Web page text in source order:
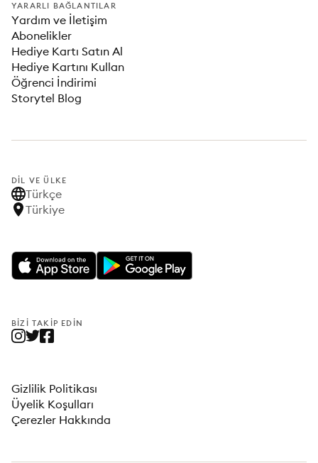
YARARLI BAĞLANTILAR
Yardım ve İletişim
Abonelikler
Hediye Kartı Satın Al
Hediye Kartını Kullan
Öğrenci İndirimi
Storytel Blog
DIL VE ÜLKE
Türkçe
Türkiye
BIZI TAKIP EDIN
Gizlilik Politikası
Üyelik Koşulları
Çerezler Hakkında